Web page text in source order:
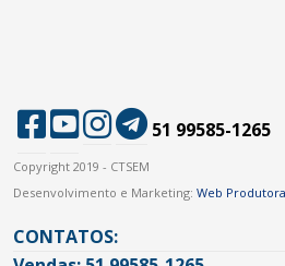
51 99585-1265
Copyright 2019 - CTSEM
Desenvolvimento e Marketing: Web Produtora
CONTATOS: